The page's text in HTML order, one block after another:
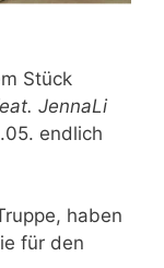
Stück
JennaLi
endlich
haben
für den